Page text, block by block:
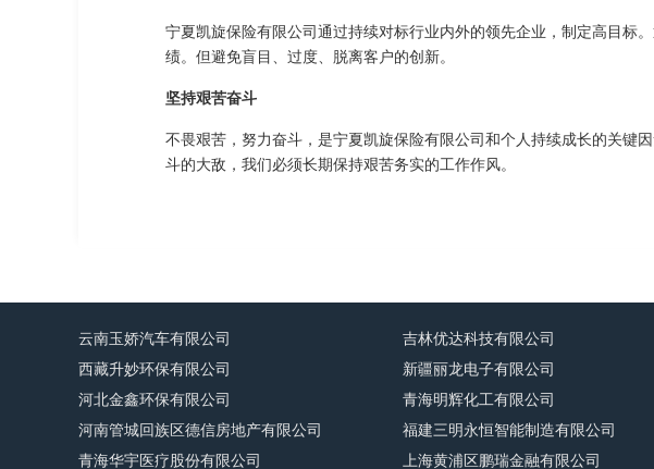
宁夏凯旋保险有限公司通过持续对标行业内外的领先企业，制定高目标
绩。但避免盲目、过度、脱离客户的创新。
坚持艰苦奋斗
不畏艰苦，努力奋斗，是宁夏凯旋保险有限公司和个人持续成长的关键
斗的大敌，我们必须长期保持艰苦务实的工作作风。
云南玉娇汽车有限公司 吉林优达科技有限公司
西藏升妙环保有限公司
新疆丽龙电子有限公司
河北金鑫环保有限公司
青海明辉化工有限公司
河南管城回族区德信房地产有限公司
福建三明永恒智能制造有限公司
青海华宇医疗股份有限公司
上海黄浦区鹏瑞金融有限公司